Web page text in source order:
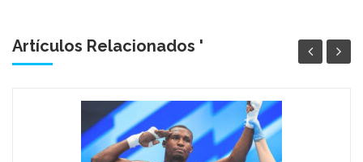
Artículos Relacionados '